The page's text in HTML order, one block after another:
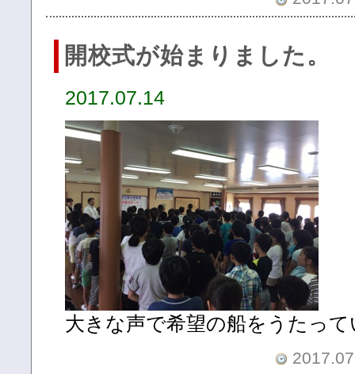
開校式が始まりました。
2017.07.14
大きな声で希望の船をうたっ